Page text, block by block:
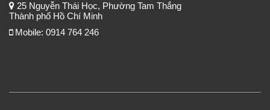
25 Nguyễn Thái Học, Phường Tam Thắng
Thành phố Hồ Chí Minh
Mobile: 0914 764 246